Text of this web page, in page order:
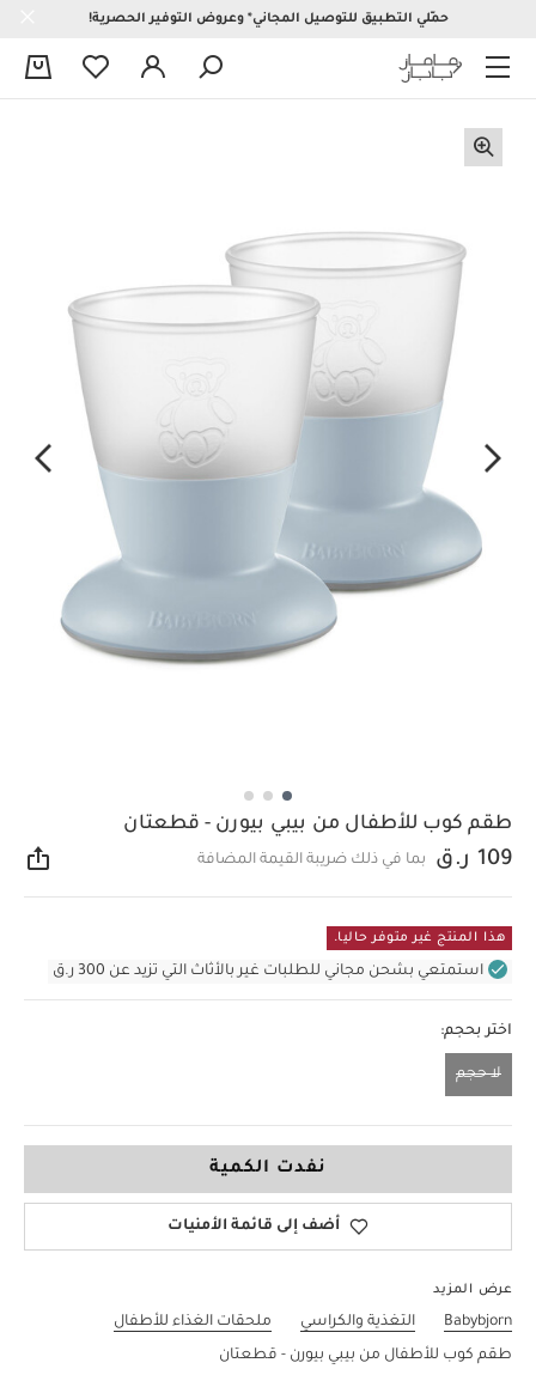
حمّلي التطبيق للتوصيل المجاني* وعروض التوفير الحصرية!
طقم كوب للأطفال من بيبي بيورن - قطعتان
109 ر.ق بما في ذلك ضريبة القيمة المضافة
هذا المنتج غير متوفر حاليا.
استمتعي بشحن مجاني للطلبات غير بالأثاث التي تزيد عن 300 ر.ق
اختر بحجم:
لا حجم
نفدت الكمية
أضف إلى قائمة الأمنيات
عرض المزيد
Babybjorn التغذية والكراسي
ملحقات الغذاء للأطفال
طقم كوب للأطفال من بيبي بيورن - قطعتان